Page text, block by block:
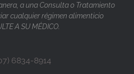
a una Consulta o Tratamiento
cualquier régimen alimenticio
A SU MÉDICO.
6834-8914